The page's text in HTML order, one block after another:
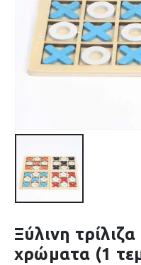
Ξύλινη
χρώματα (1